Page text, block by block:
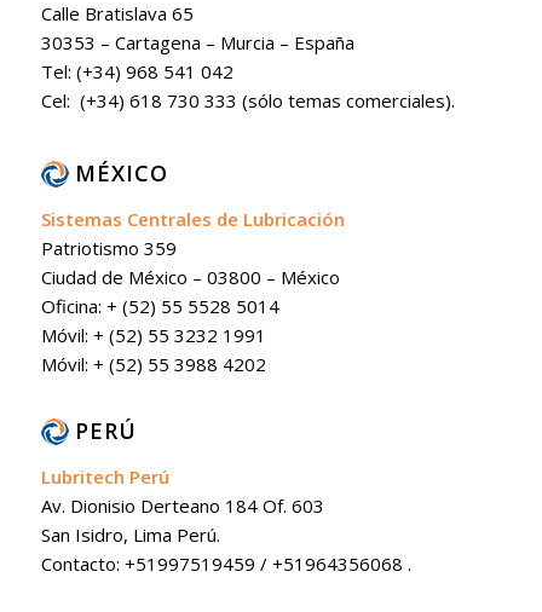
Calle Bratislava 65
30353 – Cartagena – Murcia – España
Tel: (+34) 968 541 042
Cel: (+34) 618 730 333 (sólo temas comerciales).
MÉXICO
Sistemas Centrales de Lubricación
Patriotismo 359
Ciudad de México – 03800 – México
Oficina: + (52) 55 5528 5014
Móvil: + (52) 55 3232 1991
Móvil: + (52) 55 3988 4202
PERÚ
Lubritech Perú
Av. Dionisio Derteano 184 Of. 603
San Isidro, Lima Perú.
Contacto: +51997519459 / +51964356068 .